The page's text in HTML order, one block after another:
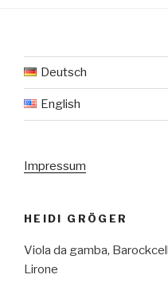
Deutsch
English
Impressum
HEIDI GRÖGER
Viola da gamba,
Lirone